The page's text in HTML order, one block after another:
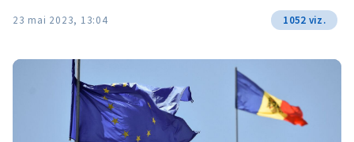
23 mai 2023, 13:04 1052 viz.